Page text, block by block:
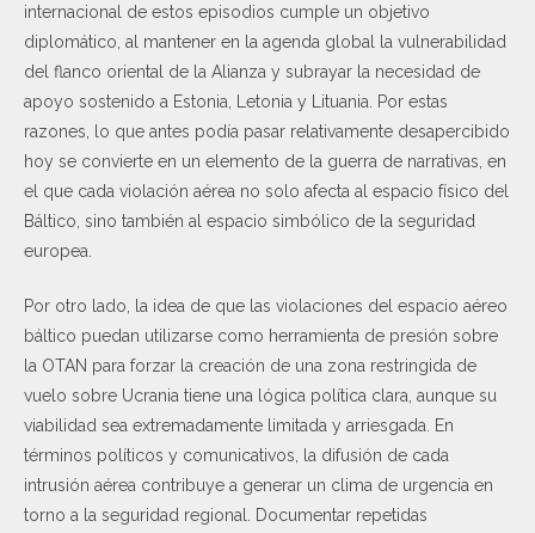
internacional de estos episodios cumple un objetivo
diplomático, al mantener en la agenda global la vulnerabilidad
del flanco oriental de la Alianza y subrayar la necesidad de
apoyo sostenido a Estonia, Letonia y Lituania. Por estas
razones, lo que antes podía pasar relativamente desapercibido
hoy se convierte en un elemento de la guerra de narrativas, en
el que cada violación aérea no solo afecta al espacio físico del
Báltico, sino también al espacio simbólico de la seguridad
europea.
Por otro lado, la idea de que las violaciones del espacio aéreo
báltico puedan utilizarse como herramienta de presión sobre
la OTAN para forzar la creación de una zona restringida de
vuelo sobre Ucrania tiene una lógica política clara, aunque su
viabilidad sea extremadamente limitada y arriesgada. En
términos políticos y comunicativos, la difusión de cada
intrusión aérea contribuye a generar un clima de urgencia en
torno a la seguridad regional. Documentar repetidas